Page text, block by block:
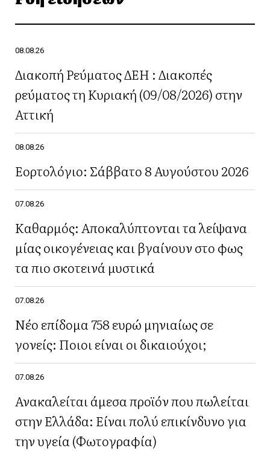
08.08.26
Διακοπή Ρεύματος ΔΕΗ : Διακοπές
ρεύματος τη Κυριακή (09/08/2026) στην
Αττική
08.08.26
Εορτολόγιο: Σάββατο 8 Αυγούστου 2026
07.08.26
Καθαρμός: Αποκαλύπτονται τα λείψανα
μίας οικογένειας και βγαίνουν στο φως
τα πιο σκοτεινά μυστικά
07.08.26
Νέο επίδομα 758 ευρώ μηνιαίως σε
γονείς: Ποιοι είναι οι δικαιούχοι;
07.08.26
Ανακαλείται άμεσα προϊόν που πωλείται
στην Ελλάδα: Είναι πολύ επικίνδυνο για
την υγεία (Φωτογραφία)